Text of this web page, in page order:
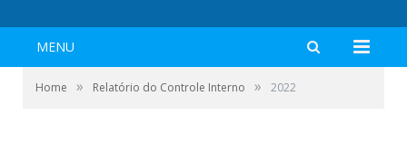
MENU
Home » Relatório do Controle Interno » 2022